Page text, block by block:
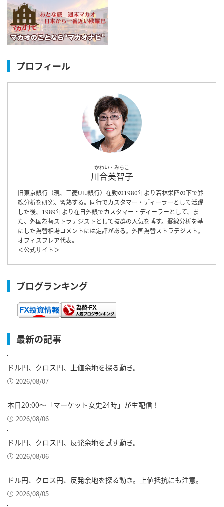
プロフィール
かわい・みちこ
川合美智子
旧東京銀行（現、三菱UFJ銀行）在勤の1980年より若林栄四の下で罫
線分析を研究、習熟する。同行でカスタマー・ディーラーとして活躍
した後、1989年より在日外銀でカスタマー・ディーラーとして、ま
た、外国為替ストラテジストとして抜群の人気を博す。罫線分析を基
にした為替相場コメントには定評がある。外国為替ストラテジスト。
オフィスフレア代表。
＜公式サイト＞
ブログランキング
最新の記事
ドル円、クロス円、上値余地を探る動き。
2026/08/07
本日20:00～「マーケット女史24時」が生配信！
2026/08/06
ドル円、クロス円、反発余地を試す動き。
2026/08/06
ドル円、クロス円、反発余地を探る動き。上値抵抗にも注意。
2026/08/05